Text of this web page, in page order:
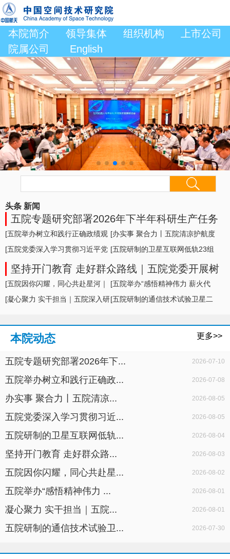
本院简介 领导集体 组织机构
上市公司
院属公司
English
头条 新闻
五院专题研究部署2026年下半年科研生产任务
形势及举措
[五院举办树立和践行正确政绩观
学习教育专题... ]
[办实事 聚合力丨五院清凉护航度
盛夏，暖心... ]
[五院党委深入学习贯彻习近平党
建思想，专题... ]
[五院研制的卫星互联网低轨23组
卫星成功发... ]
坚持开门教育 走好群众路线｜五院党委开展树
立和践行正确政绩观学习教育面对面座谈
[五院因你闪耀，同心共赴星河｜
五院举办20... ]
[五院举办“感悟精神伟力 薪火代
代相传”暨... ]
[凝心聚力 实干担当｜五院深入研[五院研制的通信技术试验卫星二
本院动态 更多>>
五院专题研究部署2026年下... 2026-07-10
五院举办树立和践行正确政... 2026-07-08
办实事 聚合力丨五院清凉... 2026-08-05
五院党委深入学习贯彻习近... 2026-08-05
五院研制的卫星互联网低轨... 2026-08-04
坚持开门教育 走好群众路... 2026-08-03
五院因你闪耀，同心共赴星... 2026-08-02
五院举办“感悟精神伟力 ... 2026-08-01
凝心聚力 实干担当｜五院... 2026-08-01
五院研制的通信技术试验卫... 2026-07-30